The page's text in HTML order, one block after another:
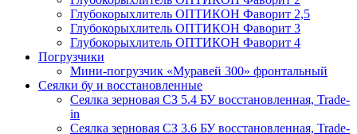
Глубокорыхлитель ОПТИКОН Фаворит 2,5
Глубокорыхлитель ОПТИКОН Фаворит 3
Глубокорыхлитель ОПТИКОН Фаворит 4
Погрузчики
Мини-погрузчик «Муравей 300» фронтальный
Сеялки бу и восстановленные
Сеялка зерновая СЗ 5.4 БУ восстановленная, Trade-
in
Сеялка зерновая СЗ 3.6 БУ восстановленная, Trade-